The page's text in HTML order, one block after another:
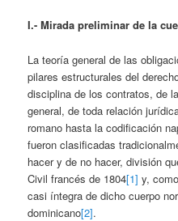
I.- Mirada preliminar de la
La teoría general de las
pilares estructurales del
disciplina de los contratos, de
general, de toda relación
romano hasta la codificación
fueron clasificadas
hacer y de no hacer, división
Civil francés de 1804[1] y,
casi íntegra de dicho cuerpo
dominicano[2].